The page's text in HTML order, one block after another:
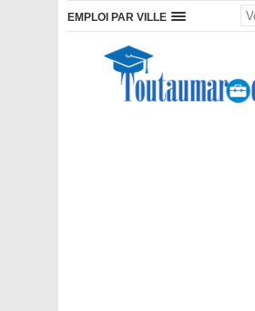
EMPLOI PAR VILLE